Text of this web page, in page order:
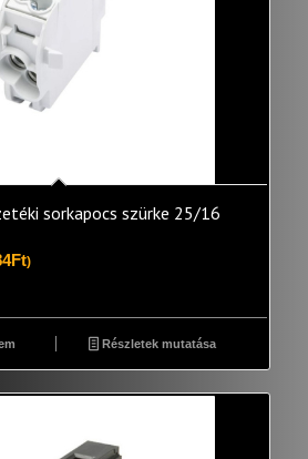
sorkapocs szürke 25/16
Ft)
Részletek mutatása